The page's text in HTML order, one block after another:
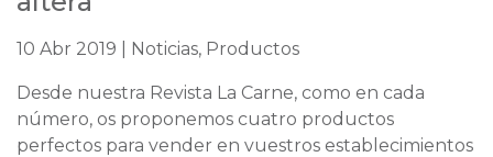
10 Abr 2019 | Noticias, Productos
Desde nuestra Revista La Carne, como en cada
número, os proponemos cuatro productos
perfectos para vender en vuestros establecimientos